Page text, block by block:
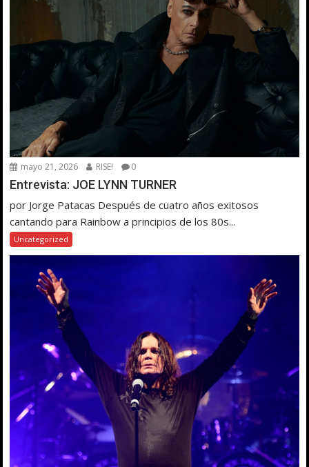
mayo 21, 2026 RISE! 0
Entrevista: JOE LYNN TURNER
por Jorge Patacas Después de cuatro años exitosos
cantando para Rainbow a principios de los 80s...
Uncategorized